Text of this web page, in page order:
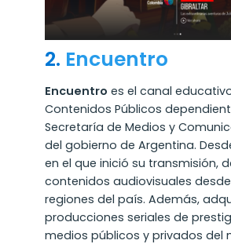
2. Encuentro
Encuentro es el canal
Contenidos Públicos
Secretaría de Medios y
del gobierno de Argentina.
en el que inició su transmisión,
contenidos audiovisuales
regiones del país. Además,
producciones seriales de
medios públicos y privados del